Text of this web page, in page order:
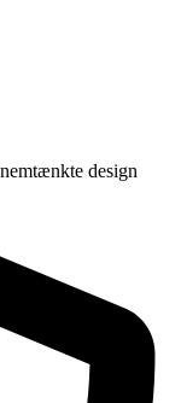
design